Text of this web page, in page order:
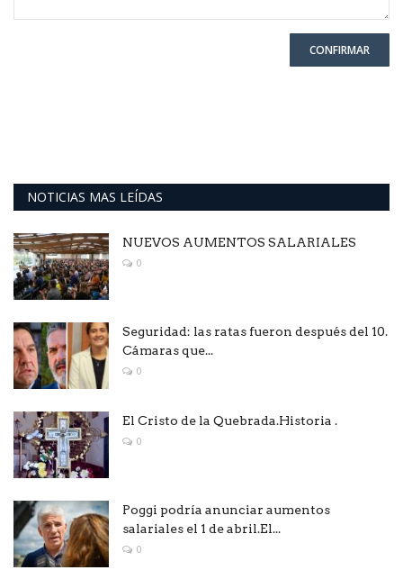
CONFIRMAR
NOTICIAS MAS LEÍDAS
NUEVOS AUMENTOS SALARIALES
0
Seguridad: las ratas fueron después del 10.
Cámaras que...
0
El Cristo de la Quebrada.Historia .
0
Poggi podría anunciar aumentos
salariales el 1 de abril.El...
0